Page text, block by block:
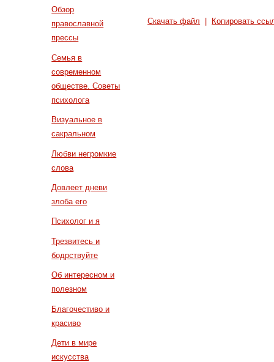
Обзор
православной
прессы
Семья в
современном
обществе. Советы
психолога
Визуальное в
сакральном
Любви негромкие
слова
Довлеет дневи
злоба его
Психолог и я
Трезвитесь и
бодрствуйте
Об интересном и
полезном
Благочестиво и
красиво
Дети в мире
искусства
Скачать файл Копировать